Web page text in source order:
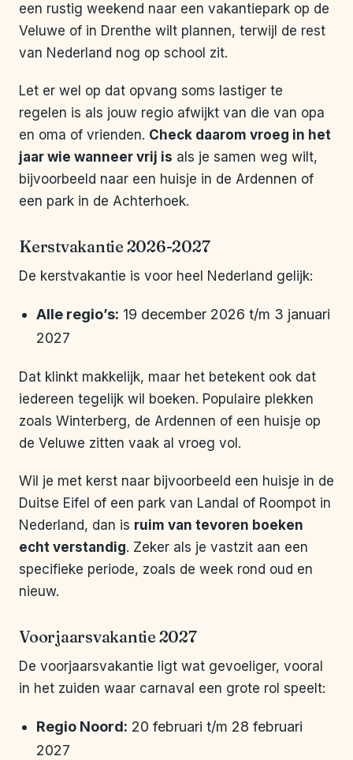
een rustig weekend naar een vakantiepark op de
Veluwe of in Drenthe wilt plannen, terwijl de rest
van Nederland nog op school zit.
Let er wel op dat opvang soms lastiger te
regelen is als jouw regio afwijkt van die van opa
en oma of vrienden. Check daarom vroeg in het
jaar wie wanneer vrij is als je samen weg wilt,
bijvoorbeeld naar een huisje in de Ardennen of
een park in de Achterhoek.
Kerstvakantie 2026-2027
De kerstvakantie is voor heel Nederland gelijk:
Alle regio’s: 19 december 2026 t/m 3 januari
2027
Dat klinkt makkelijk, maar het betekent ook dat
iedereen tegelijk wil boeken. Populaire plekken
zoals Winterberg, de Ardennen of een huisje op
de Veluwe zitten vaak al vroeg vol.
Wil je met kerst naar bijvoorbeeld een huisje in de
Duitse Eifel of een park van Landal of Roompot in
Nederland, dan is ruim van tevoren boeken
echt verstandig. Zeker als je vastzit aan een
specifieke periode, zoals de week rond oud en
nieuw.
Voorjaarsvakantie 2027
De voorjaarsvakantie ligt wat gevoeliger, vooral
in het zuiden waar carnaval een grote rol speelt:
Regio Noord: 20 februari t/m 28 februari
2027